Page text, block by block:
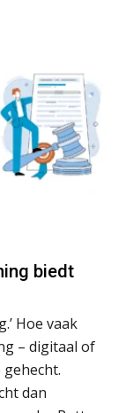
biedt
Hoe vaak
– digitaal of
dan
sterk
volwassen
governance,
je proces
dat stopt)
voor